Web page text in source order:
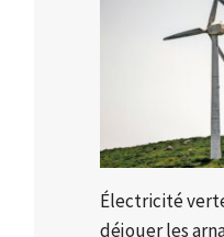
Électricité
déjouer les